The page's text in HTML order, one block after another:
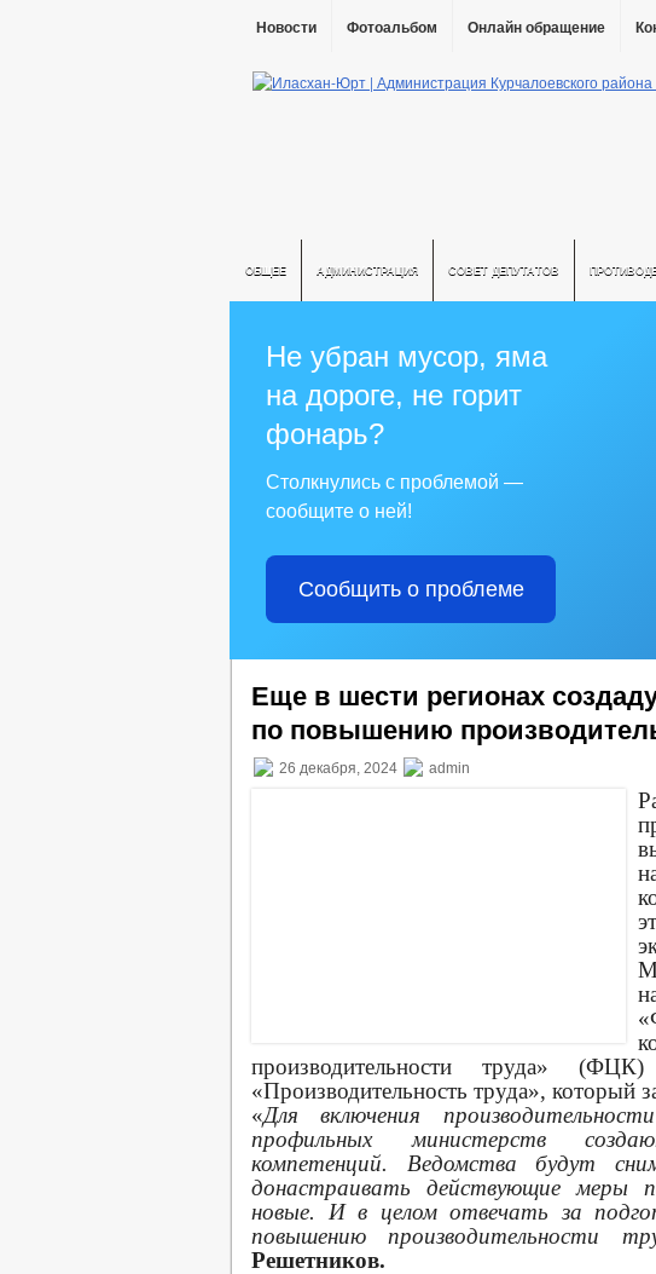
Новости Фотоальбом Онлайн обращение
ОБЩЕЕ АДМИНИСТРАЦИЯ СОВЕТ ДЕПУТАТОВ
Не убран мусор, яма
на дороге, не горит
фонарь?
Столкнулись с проблемой —
сообщите о ней!
Сообщить о проблеме
Еще в шести регионах
по повышению
26 декабря, 2024 admin
производительности труда»
«Производительность труда», который
«Для включения
профильных министерств
компетенций. Ведомства будут
донастраивать действующие меры
новые. И в целом отвечать за
повышению производительности
Решетников.